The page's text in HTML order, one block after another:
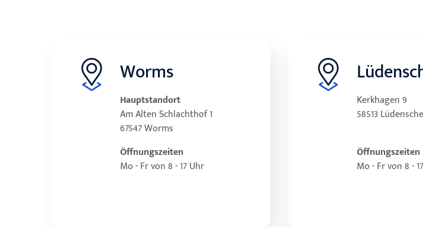
Worms
Hauptstandort
Am Alten Schlachthof 1
67547 Worms
Öffnungszeiten
Mo - Fr von 8 - 17 Uhr
Kerkhagen 9
58513
Öffnungszeiten
Mo - Fr von 8 -